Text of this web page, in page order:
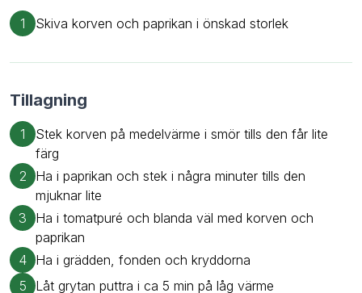
1 Skiva korven och paprikan i önskad storlek
Tillagning
1
Stek korven på medelvärme i smör tills den får lite
färg
2
Ha i paprikan och stek i några minuter tills den
mjuknar lite
3
Ha i tomatpuré och blanda väl med korven och
paprikan
4 Ha i grädden, fonden och kryddorna
5
Låt grytan puttra i ca 5 min på låg värme